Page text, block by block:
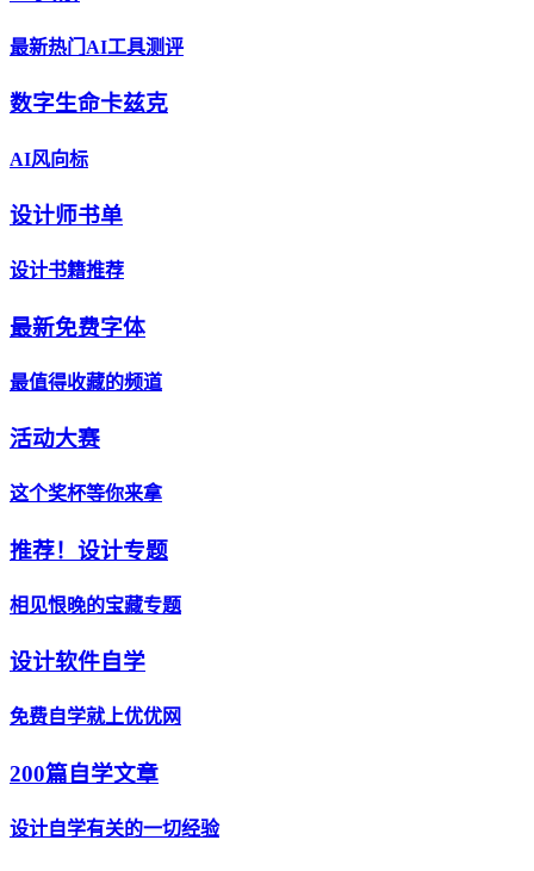
最新热门AI工具测评
数字生命卡兹克
AI风向标
设计师书单
设计书籍推荐
最新免费字体
最值得收藏的频道
活动大赛
这个奖杯等你来拿
推荐！设计专题
相见恨晚的宝藏专题
设计软件自学
免费自学就上优优网
200篇自学文章
设计自学有关的一切经验